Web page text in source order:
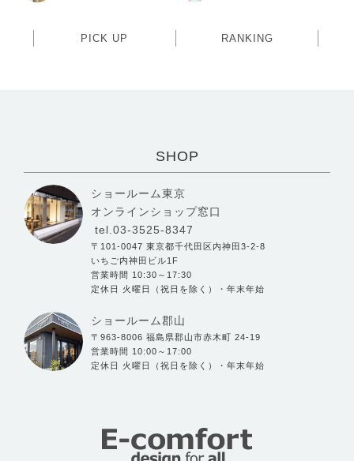
PICK UP RANKING
SHOP
ショールーム東京
オンラインショップ窓口
tel.03-3525-8347
〒101-0047 東京都千代田区内神田3-2-8
いちご内神田ビル1F
営業時間 10:30～17:30
定休日 火曜日（祝日を除く）・年末年始
ショールーム郡山
〒963-8006 福島県郡山市赤木町 24-19
営業時間 10:00～17:00
定休日 火曜日（祝日を除く）・年末年始